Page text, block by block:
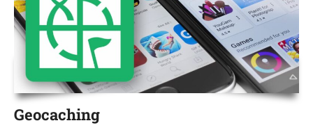
Geocaching